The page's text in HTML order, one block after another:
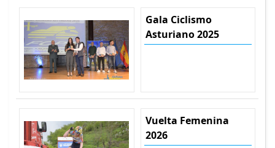
Gala Ciclismo
Asturiano 2025
Vuelta Femenina
2026